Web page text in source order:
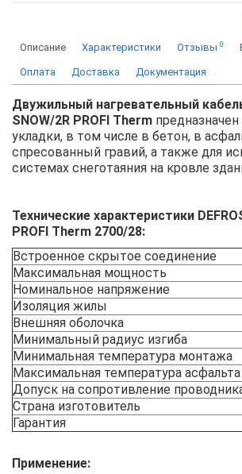
Описание Характеристики Отзывы 0
Оплата Доставка Документация
Двужильный нагревательный
SNOW/2R PROFI Therm
укладки, в том числе в бетон, в
спресованный гравий, а также для
системах снеготаяния на кровле
Технические характеристики
PROFI Therm 2700/28:
Встроенное скрытое соединение
Максимальная мощность
Номинальное напряжение
Изоляция жилы
Внешняя оболочка
Минимальный радиус изгиба
Минимальная температура монтажа
Максимальная температура асфальта
Допуск на сопротивление
Страна изготовитель
Гарантия
Применение: